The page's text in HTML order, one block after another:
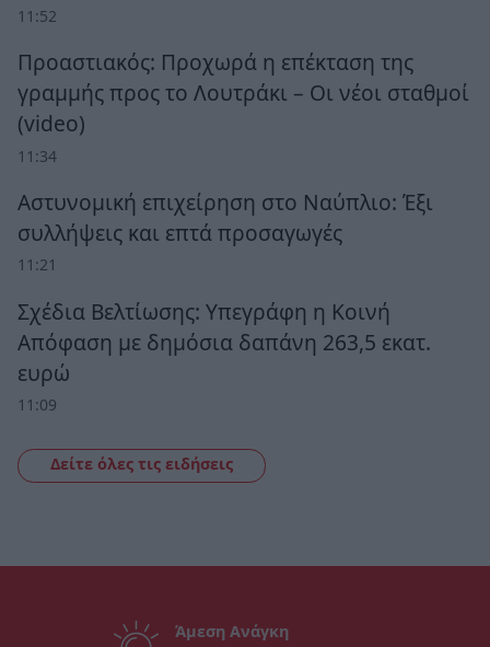
11:52
Προαστιακός: Προχωρά η επέκταση της
γραμμής προς το Λουτράκι – Οι νέοι σταθμοί
(video)
11:34
Αστυνομική επιχείρηση στο Ναύπλιο: Έξι
συλλήψεις και επτά προσαγωγές
11:21
Σχέδια Βελτίωσης: Υπεγράφη η Κοινή
Απόφαση με δημόσια δαπάνη 263,5 εκατ.
ευρώ
11:09
Δείτε όλες τις ειδήσεις
Άμεση Ανάγκη